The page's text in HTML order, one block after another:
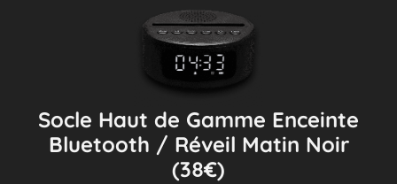
Socle Haut de Gamme Enceinte
Bluetooth / Réveil Matin Noir
(38€)